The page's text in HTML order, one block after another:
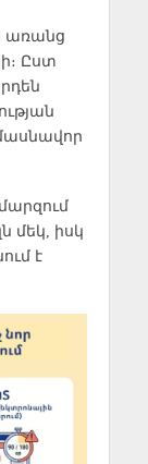
առանց
Ըստ
մեկ, իսկ
է